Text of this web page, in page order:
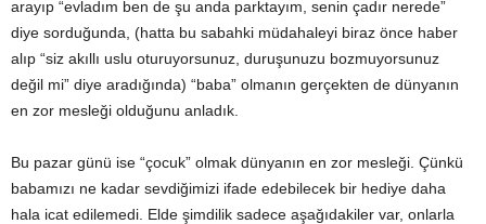
arayıp “evladım ben de şu anda parktayım, senin çadır nerede”
diye sorduğunda, (hatta bu sabahki müdahaleyi biraz önce haber
alıp “siz akıllı uslu oturuyorsunuz, duruşunuzu bozmuyorsunuz
değil mi” diye aradığında) “baba” olmanın gerçekten de dünyanın
en zor mesleği olduğunu anladık.
Bu pazar günü ise “çocuk” olmak dünyanın en zor mesleği. Çünkü
babamızı ne kadar sevdiğimizi ifade edebilecek bir hediye daha
hala icat edilemedi. Elde şimdilik sadece aşağıdakiler var, onlarla